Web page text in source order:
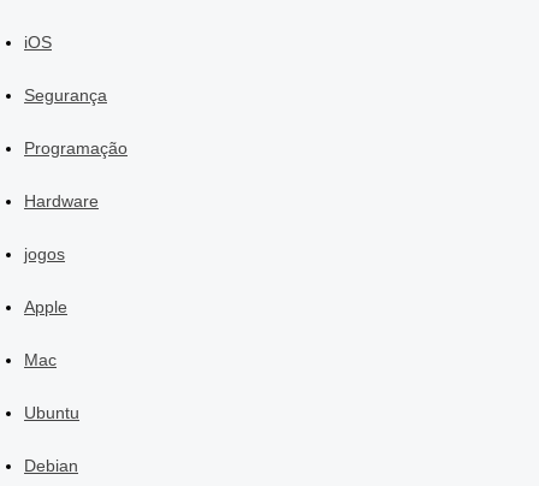
iOS
Segurança
Programação
Hardware
jogos
Apple
Mac
Ubuntu
Debian